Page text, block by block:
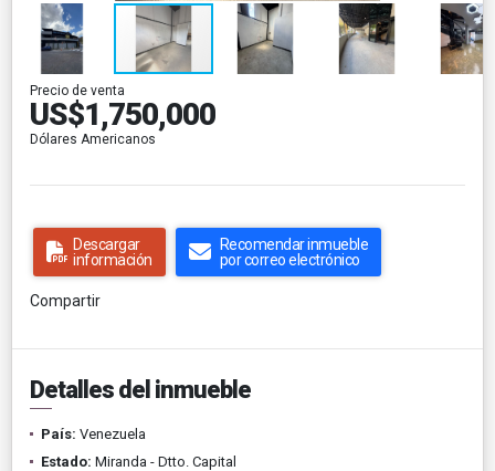
Precio de venta
US$1,750,000
Dólares Americanos
Descargar
información
Recomendar inmueble
por correo electrónico
Compartir
Detalles del inmueble
País: Venezuela
Estado: Miranda - Dtto. Capital